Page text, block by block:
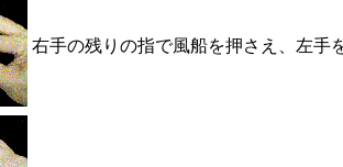
右手の残りの指で風船を押さえ、左手